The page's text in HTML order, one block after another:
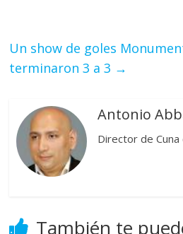
Un show de goles
terminaron 3 a 3 →
Antonio
Director de Cuna
También te